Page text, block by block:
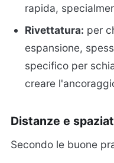
rapida,
Rivettatura: per
espansione,
specifico per
creare
Distanze e
Secondo le buone